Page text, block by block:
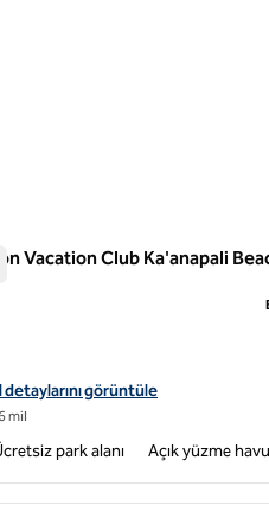
Vacation Club Ka'anapali
Vacation Club Ka'anapali Beach
görüntüle
mil
park alanı Açık yüzme